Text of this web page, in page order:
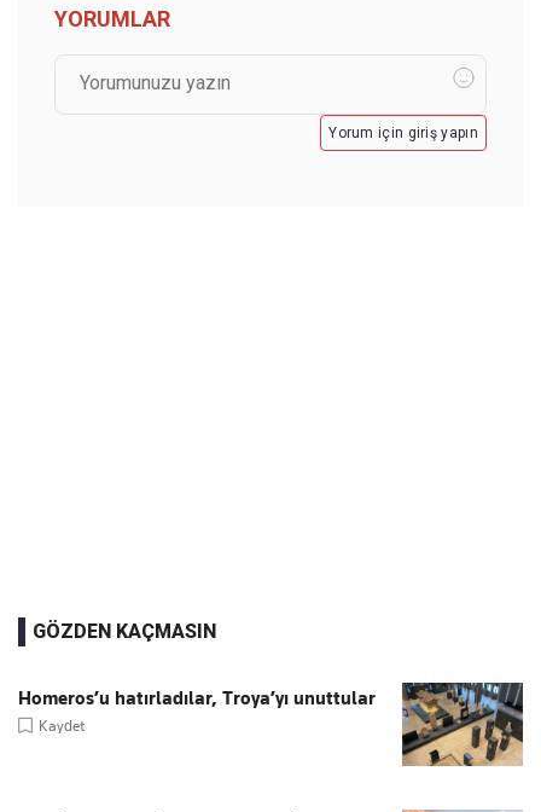
YORUMLAR
Yorum için giriş yapın
GÖZDEN KAÇMASIN
Homeros’u hatırladılar, Troya’yı unuttular
Kaydet